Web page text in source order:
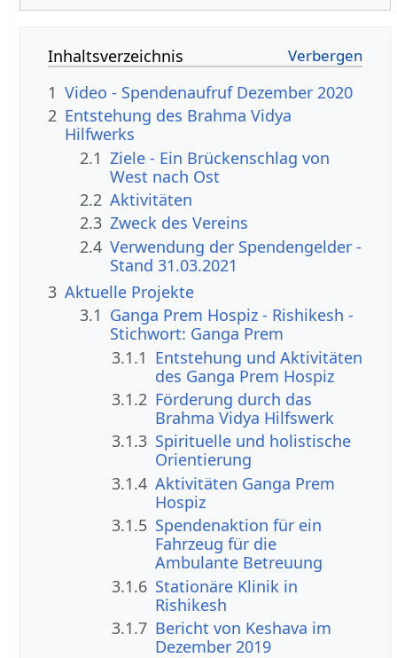
Inhaltsverzeichnis
1 Video - Spendenaufruf Dezember 2020
2 Entstehung des Brahma Vidya
Hilfwerks
2.1 Ziele - Ein Brückenschlag von
West nach Ost
2.2 Aktivitäten
2.3 Zweck des Vereins
2.4 Verwendung der Spendengelder -
Stand 31.03.2021
3 Aktuelle Projekte
3.1 Ganga Prem Hospiz - Rishikesh -
Stichwort: Ganga Prem
3.1.1 Entstehung und Aktivitäten
des Ganga Prem Hospiz
3.1.2 Förderung durch das
Brahma Vidya Hilfswerk
3.1.3 Spirituelle und holistische
Orientierung
3.1.4 Aktivitäten Ganga Prem
Hospiz
3.1.5 Spendenaktion für ein
Fahrzeug für die
Ambulante Betreuung
3.1.6 Stationäre Klinik in
Rishikesh
3.1.7 Bericht von Keshava im
Dezember 2019